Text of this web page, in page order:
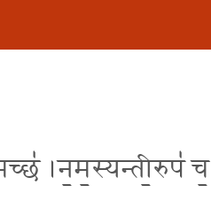
।न॒म॒स्यन्ती॒रुप॑